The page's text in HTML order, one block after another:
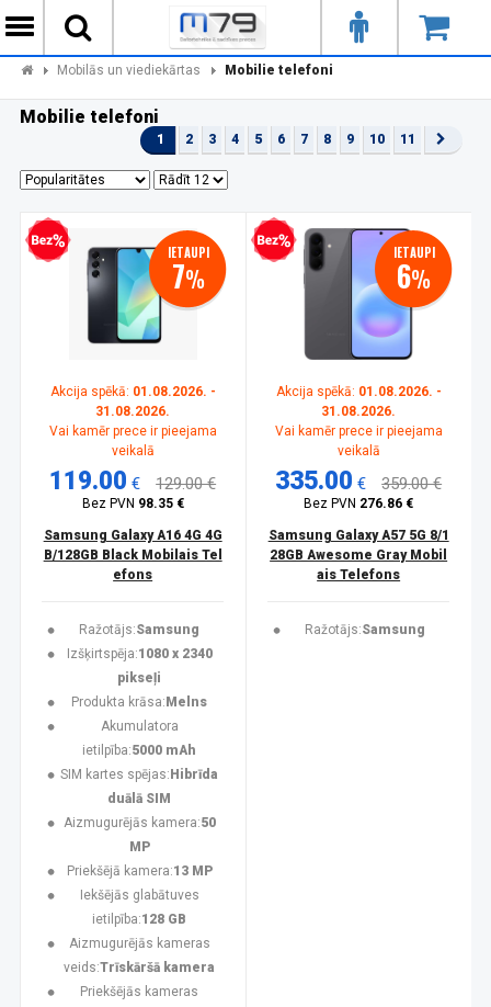
Mobilās un viediekārtas Mobilie telefoni
Mobilie telefoni
1 2 3 4 5 6 7 8 9 10 11
kredīts IETAUPI
7%
Akcija spēkā: 01.08.2026. -
31.08.2026.
Vai kamēr prece ir pieejama
veikalā
119.00 € 129.00 €
Bez PVN 98.35 €
Samsung Galaxy A16 4G 4G
B/128GB Black Mobilais Tel
efons
Ražotājs:Samsung
Izšķirtspēja:1080 x 2340
pikseļi
Produkta krāsa: Melns
Akumulatora
ietilpība:5000 mAh
SIM kartes spējas: Hibrīda
duālā SIM
Aizmugurējās kamera:50
MP
Priekšējā kamera:13 MP
Iekšējās glabātuves
ietilpība:128 GB
Aizmugurējās kameras
veids:Trīskāršā kamera
Priekšējās kameras
Bezprocentu kredīts IETAUPI
6%
Akcija spēkā: 01.08.2026. -
31.08.2026.
Vai kamēr prece ir pieejama
veikalā
335.00 € 359.00 €
Bez PVN 276.86 €
Samsung Galaxy A57 5G 8/1
28GB Awesome Gray Mobil
ais Telefons
Ražotājs:Samsung